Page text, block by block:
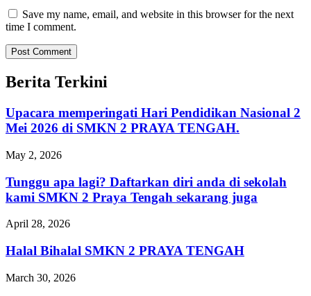
Save my name, email, and website in this browser for the next
time I comment.
Berita Terkini
Upacara memperingati Hari Pendidikan Nasional 2
Mei 2026 di SMKN 2 PRAYA TENGAH.
May 2, 2026
Tunggu apa lagi? Daftarkan diri anda di sekolah
kami SMKN 2 Praya Tengah sekarang juga
April 28, 2026
Halal Bihalal SMKN 2 PRAYA TENGAH
March 30, 2026